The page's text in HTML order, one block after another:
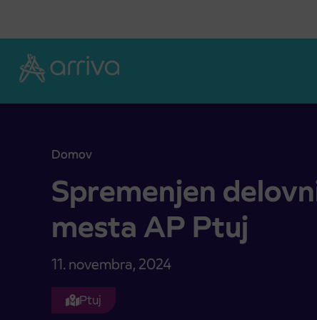
Domov
Spremenjen delovni čas prodajnega mesta AP
Spremenjen
mesta AP Ptuj
11. novembra, 2024
Ptuj